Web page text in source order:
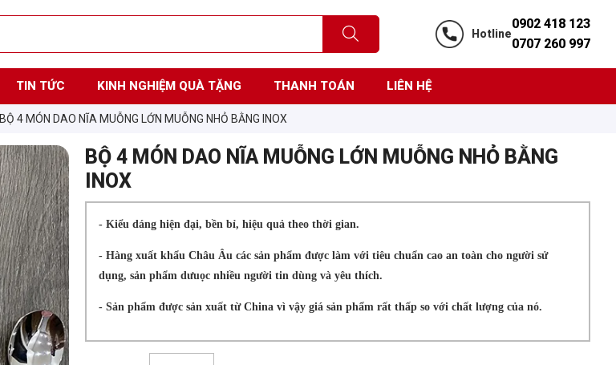
Hotline
0902 418 123
0707 260 997
TIN TỨC KINH NGHIỆM QUÀ TẶNG THANH TOÁN LIÊN HỆ
BỘ 4 MÓN DAO NĨA MUỖNG LỚN MUỖNG NHỎ BẰNG INOX
BỘ 4 MÓN DAO NĨA MUỖNG LỚN MUỖNG NHỎ BẰNG
INOX
- Kiểu dáng hiện đại, bền bỉ, hiệu quả theo thời gian.
- Hàng xuất khẩu Châu Âu các sản phẩm được làm với tiêu chuẩn cao an toàn cho người sử
dụng, sản phẩm dưuọc nhiều người tin dùng và yêu thích.
- Sản phẩm được sản xuất từ China vì vậy giá sản phẩm rất thấp so với chất lượng của nó.